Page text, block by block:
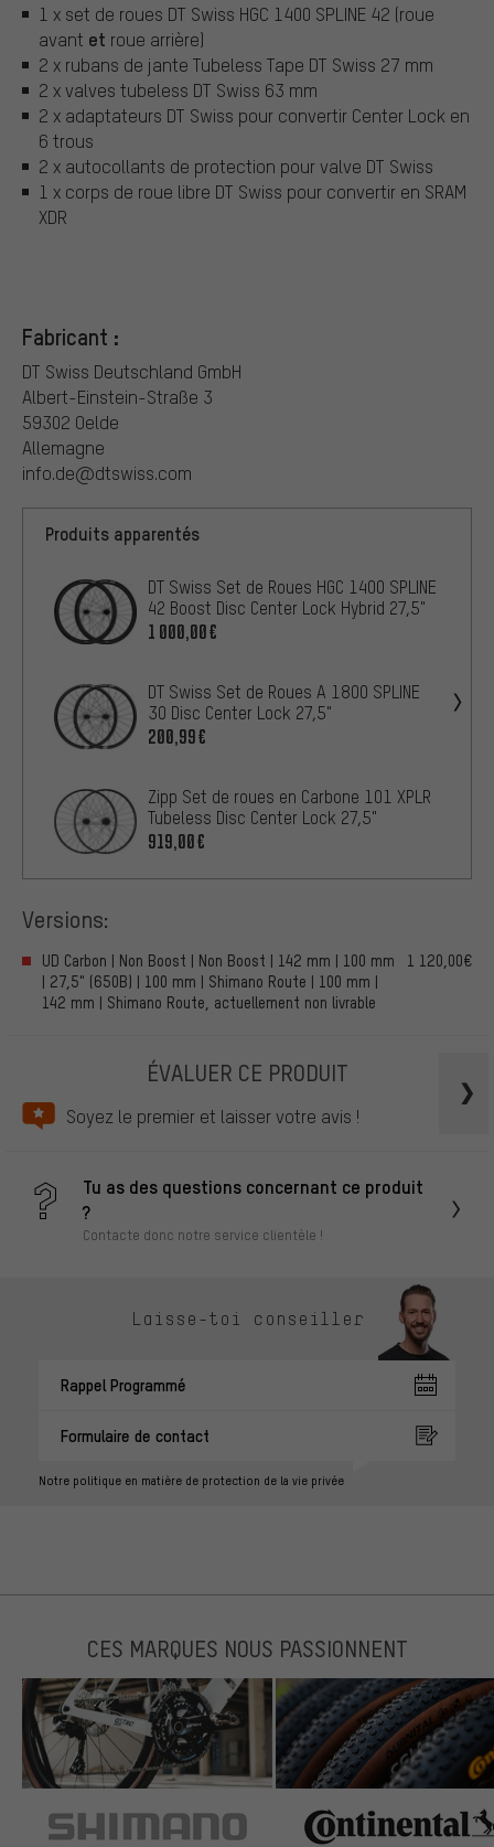
1 x set de roues DT Swiss HGC 1400 SPLINE 42 (roue
avant et roue arrière)
2 x rubans de jante Tubeless Tape DT Swiss 27 mm
2 x valves tubeless DT Swiss 63 mm
2 x adaptateurs DT Swiss pour convertir Center Lock en
6 trous
2 x autocollants de protection pour valve DT Swiss
1 x corps de roue libre DT Swiss pour convertir en SRAM
XDR
Fabricant :
DT Swiss Deutschland GmbH
Albert-Einstein-Straße 3
59302 Oelde
Allemagne
info.de@dtswiss.com
Produits apparentés
DT Swiss Set de Roues HGC 1400 SPLINE
42 Boost Disc Center Lock Hybrid 27,5"
1 000,00€
DT Swiss Set de Roues A 1800 SPLINE
30 Disc Center Lock 27,5"
200,99€
Zipp Set de roues en Carbone 101 XPLR
Tubeless Disc Center Lock 27,5"
919,00€
Versions:
UD Carbon | Non Boost | Non Boost | 142 mm | 100 mm
| 27,5" (650B) | 100 mm | Shimano Route | 100 mm |
142 mm | Shimano Route, actuellement non livrable
1 120,00€
ÉVALUER CE PRODUIT
Soyez le premier et laisser votre avis !
Tu as des questions concernant ce produit
?
Contacte donc notre service clientèle !
Laisse-toi conseiller
Rappel Programmé
Formulaire de contact
Notre politique en matière de protection de la vie privée
CES MARQUES NOUS PASSIONNENT